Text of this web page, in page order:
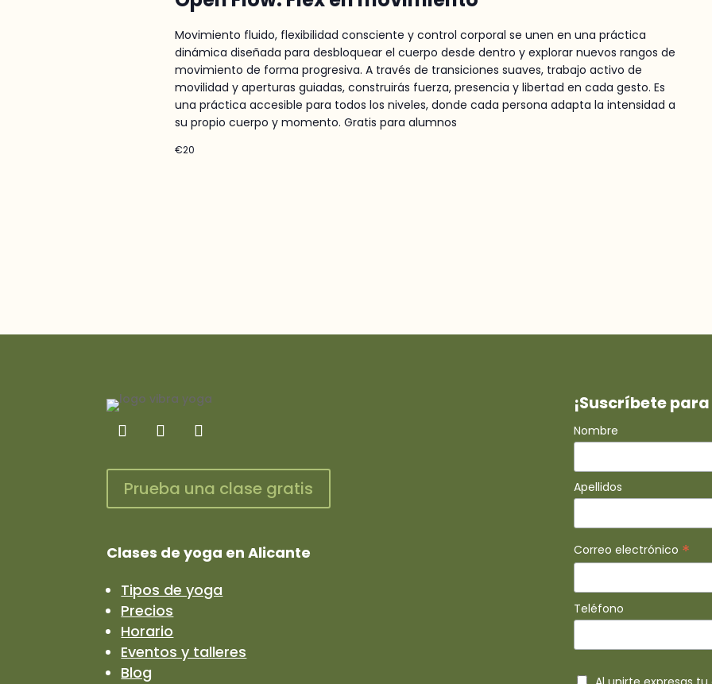
Movimiento fluido, flexibilidad consciente y control corporal se unen en una práctica
dinámica diseñada para desbloquear el cuerpo desde dentro y explorar nuevos rangos de
movimiento de forma progresiva. A través de transiciones suaves, trabajo activo de
movilidad y aperturas guiadas, construirás fuerza, presencia y libertad en cada gesto. Es
una práctica accesible para todos los niveles, donde cada persona adapta la intensidad a
su propio cuerpo y momento. Gratis para alumnos
€20
Prueba una clase gratis
Clases de yoga en Alicante
Tipos de yoga
Precios
Horario
Eventos y talleres
Blog
¡Suscríbete
Nombre
Apellidos
Correo electrónico *
Teléfono